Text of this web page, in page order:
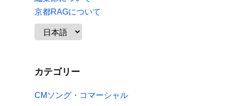
京都RAGについて
カテゴリー
CMソング・コマーシャル